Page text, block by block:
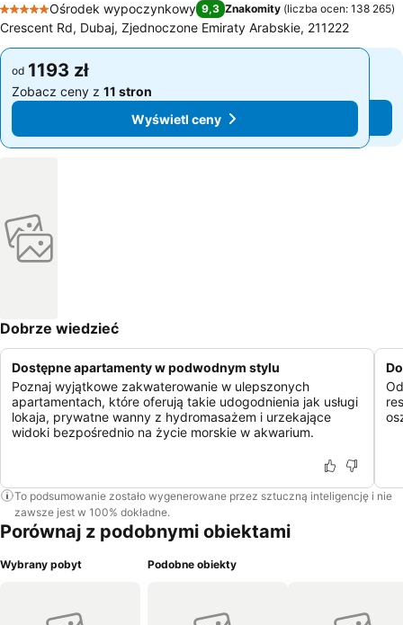
5 Kategoria
Ośrodek wypoczynkowy 9,3 Znakomity (liczba ocen: 138 265)
Crescent Rd, Dubaj, Zjednoczone Emiraty Arabskie, 211222
od 1193 zł
Zobacz ceny z 11 stron
Wyświetl ceny
od 1193 zł
Zobacz ceny z 11 stron
Wyświetl ceny
Dobrze wiedzieć
Dostępne apartamenty w podwodnym stylu
Poznaj wyjątkowe zakwaterowanie w ulepszonych
apartamentach, które oferują takie udogodnienia jak usługi
lokaja, prywatne wanny z hydromasażem i urzekające
widoki bezpośrednio na życie morskie w akwarium.
To podsumowanie zostało wygenerowane przez sztuczną inteligencję i nie
zawsze jest w 100% dokładne.
Porównaj z podobnymi obiektami
Wybrany pobyt Podobne obiekty